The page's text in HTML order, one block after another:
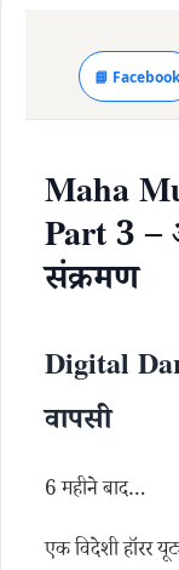
📘 Facebook
Maha
Part 3 –
संक्रमण
Digital
वापसी
6 महीने बाद…
एक विदेशी हॉरर